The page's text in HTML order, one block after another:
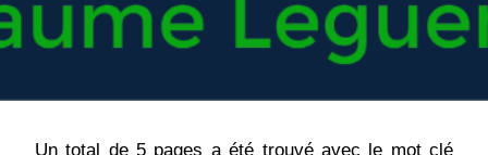
Un total de 5 pages a été trouvé avec le mot clé